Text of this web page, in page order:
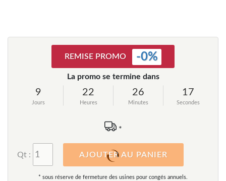
REMISE PROMO -0%
La promo se termine dans
9
Jours
22
Heures
26
Minutes
17
Secondes
*
Qt : AJOUTER AU PANIER
* sous réserve de fermeture des usines pour congés annuels.